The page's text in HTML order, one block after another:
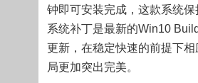
钟即可安装完成，这款系统保
系统补丁是最新的Win10
更新，在稳定快速的前提下
局更加突出完美。